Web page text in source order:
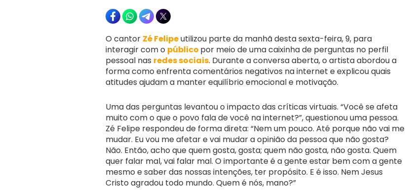
O cantor Zé Felipeutilizou parte da manhã desta sexta-feira, 9, para
interagir com o público por meio de uma caixinha de perguntas no perfil
pessoal nas redes sociais. Durante a conversa aberta, o artista abordou a
forma como enfrenta comentários negativos na internet e explicou quais
atitudes ajudam a manter equilíbrio emocional e motivação.
Uma das perguntas levantou o impacto das críticas virtuais. “Você se afeta
muito com o que o povo fala de você na internet?”, questionou uma pessoa.
Zé Felipe respondeu de forma direta: “Nem um pouco. Até porque não vai me
mudar. Eu vou me afetar e vai mudar a opinião da pessoa que não gosta?
Não. Então, acho que quem gosta, gosta; quem não gosta, não gosta. Quem
quer falar mal, vai falar mal. O importante é a gente estar bem com a gente
mesmo e saber das nossas intenções, ter propósito. E é isso. Nem Jesus
Cristo agradou todo mundo. Quem é nós, mano?”